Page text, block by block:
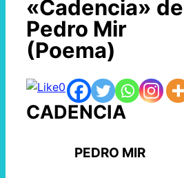
«Cadencia» de
Pedro Mir
(Poema)
0
CADENCIA
PEDRO MIR